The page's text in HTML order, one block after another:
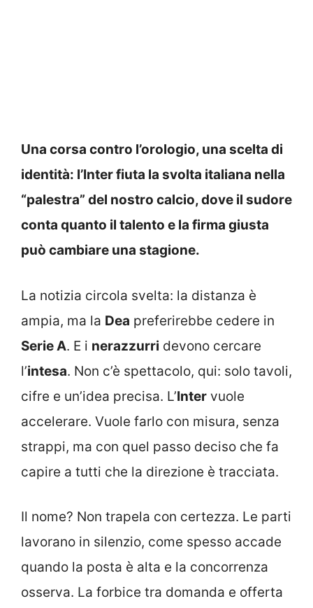
Una corsa contro l’orologio, una scelta di
identità: l’Inter fiuta la svolta italiana nella
“palestra” del nostro calcio, dove il sudore
conta quanto il talento e la firma giusta
può cambiare una stagione.
La notizia circola svelta: la distanza è
ampia, ma la Dea preferirebbe cedere in
Serie A. E i nerazzurri devono cercare
l’intesa. Non c’è spettacolo, qui: solo tavoli,
cifre e un’idea precisa. L’Inter vuole
accelerare. Vuole farlo con misura, senza
strappi, ma con quel passo deciso che fa
capire a tutti che la direzione è tracciata.
Il nome? Non trapela con certezza. Le parti
lavorano in silenzio, come spesso accade
quando la posta è alta e la concorrenza
osserva. La forbice tra domanda e offerta